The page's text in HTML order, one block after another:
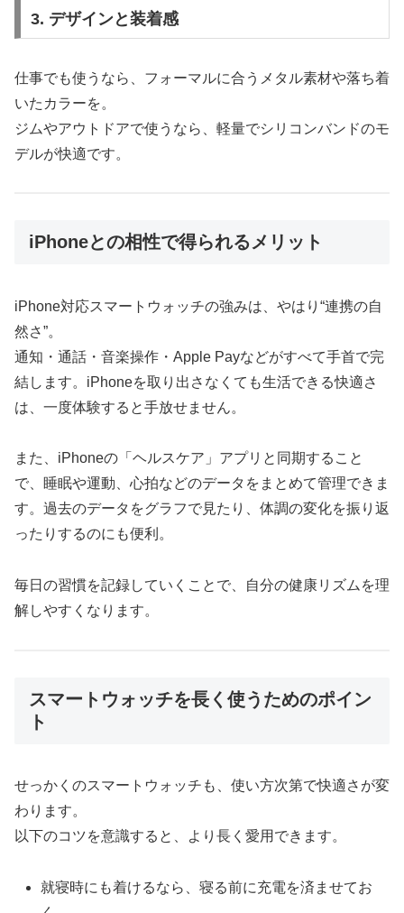
3. デザインと装着感
仕事でも使うなら、フォーマルに合うメタル素材や落ち着
いたカラーを。
ジムやアウトドアで使うなら、軽量でシリコンバンドのモ
デルが快適です。
iPhoneとの相性で得られるメリット
iPhone対応スマートウォッチの強みは、やはり“連携の自
然さ”。
通知・通話・音楽操作・Apple Payなどがすべて手首で完
結します。iPhoneを取り出さなくても生活できる快適さ
は、一度体験すると手放せません。
また、iPhoneの「ヘルスケア」アプリと同期すること
で、睡眠や運動、心拍などのデータをまとめて管理できま
す。過去のデータをグラフで見たり、体調の変化を振り返
ったりするのにも便利。
毎日の習慣を記録していくことで、自分の健康リズムを理
解しやすくなります。
スマートウォッチを長く使うためのポイン
ト
せっかくのスマートウォッチも、使い方次第で快適さが変
わります。
以下のコツを意識すると、より長く愛用できます。
就寝時にも着けるなら、寝る前に充電を済ませてお